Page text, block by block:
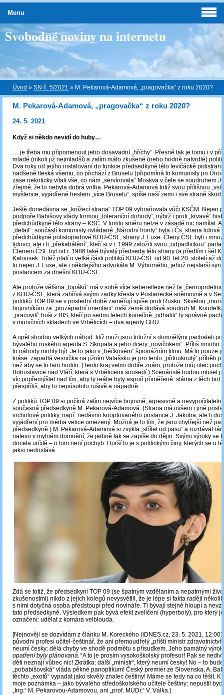
Svobodné noviny na internetu
Úvod » SN č. 5/2021 » M. Pekarová-Adamová, „pragovačka“ z roku 2020?
M. Pekarová-Adamová, „pragovačka“ z roku 2020?
24. 5. 2021
Když si někdo nevidí do huby…
… je třeba mu připomenout jeho dosavadní „hříchy“. Přesně tak je tomu i v
mladé (nikoli již nejmladší) a zatím málo zkušené (nebo hodně natvrdlé)
Dva roky od jejího instalování do funkce předsedkyně této levičácké
nadšeně tleská všemu, co přichází z Bruselu (připomíná to komunisty po
zase nekriticky vítali vše, co nám „servírovala“ Moskva v čele se soudruhem
zřejmé, že to nebyla dobrá volba. Pekarová-Adamová totiž svou přílišnou
myšlence, vyjádřené heslem „více Bruselu“, spíše naší zemi i své straně
Ještě donedávna se „knížecí strana“ TOP 09 vyhraňovala vůči KSČM. Nejen
podpoře Babišovy vlády formou „toleranční dohody“, nýbrž i proti „krvavé“
předchůdkyně této strany – KSČ. V tomto směru nelze v zásadě nic namítat.
„detail“: součástí komunisty ovládané „Národní fronty“ byla i Čs. strana lidová
předchůdkyně polistopadové KDU-ČSL, strany J. Luxe. Členy ČSL byli i
lidovci, ale i ti „překabátění“, kteří si v r. 1999 založili svou „odpadlickou“
Členem ČSL byl od r. 1986 také bývalý předseda této strany (a předtím i šéf
Kalousek. Totéž platí o velké části politiků KDU-ČSL od 90. let 20. století až
to nejen J. Luxe, ale i někdejšího advokáta M. Výborného, jehož nejstarší syn
poslancem za dnešní KDU-ČSL.
Ale protože většina „topáků“ má v sobě více sebereflexe než ta
z KDU-ČSL, která zahřívá svými zadky křesla v Poslanecké sněmovně a v
politiků TOP 09 se v poslední době zaměřují spíše proti Rusku. Skvělou
bojovníkům za „prozápadní orientaci“ naší země dodává soudruh M.
„pracovití“ hoši z BIS, kteří po sedmi letech konečně „odhalili“ ty správné
v muničních skladech ve Vrběticích – dva agenty GRU.
A opět shodou velkých náhod: titíž muži jsou totožní s domnělými pachateli
bývalého ruského agenta S. Skripala a jeho dcery „novičokem“. Příliš mnoho
to náhody mohly být. Je to jako v „béčkovém“ špionážním filmu. Má to pouze
kráse: zapadlá vesnička na jižním Valašsku je pro tento „přifouknutý“ příběh
než aby se to tam hodilo. (Tento kraj velmi dobře znám, protože můj otec
Bohuslavice nad Vláří, která s Vrběticemi sousedí.) Scenáristé budou muset
víc popřemýšlet nad tím, aby ty reálie byly aspoň přiměřené: sláma z těch bot
přespříliš, aby to nepůsobilo rušivě a nápadně.
Z politiků TOP 09 si počíná zatím nejvíce bojovně, agresivně a
současná předsedkyně M. Pekarová-Adamová. (Strana má ovšem i jiné
vrcholové politiky, např. nedávno kooptovaného poslance J. Jakoba, ale ti
vyjádření pro média velice omezený. Možná je to tím, že jsou chytřejší než
předsedkyně.) M. Pekarová-Adamová si zvykla „střílet od pasu“ a rozdávat
nalevo v mylném domnění, že jedině tak se zapíše do dějin. Svými výroky se
docela určitě – o tom není pochyb. Horší to je s politickými činy, kterých se u
jaksi nedostává.
Zdá se totiž, že předsedkyni TOP 09 (se špatným vzděláním a nepatrnými
zkušenostmi) nikdo z jejích kolegů nevysvětlil, že je lépe si fakta raději
s nimi dotyčná osoba předstoupí před novináře. Ti bývají stejně hloupí a
tato předsedkyně. Výsledkem pak bývá efekt zveličení (hyperboly), pro který
označení: udělat z komára velblouda.
[Nejnověji se dozvídám z článku M. Koreckého (iDNES.cz, 23. 5. 2021,
původní profesí učitel-češtinář, že ani přemoudřelý „příští ministr zdravotnictví“
neumí česky: dělá chyby ve shodě podmětu s přísudkem. Jeho památný
opatření byly plánovaná.“A to je prosím vysokoškolský profesor! Pak se
děti neznají vůbec nic! Zkrátka: další „ministr“, který neumí česky! No – to
„pobabišovská“ vláda pěkné panoptikum! Český premiér ze Slovenska, A.
těchto „exotů“ vypadat jako skvělý znalec češtiny! Máme se tedy na co těšit. K
moje poznámka ‒ jako bývalého středoškolského učitele češtiny: nepustil
„Ing.“ M. Pekarovou-Adamovou, ani „prof. MUDr.“ V. Válka.)
Menu